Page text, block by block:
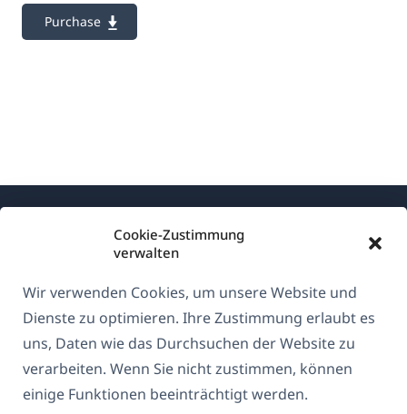
Cookie-Zustimmung
verwalten
Wir verwenden Cookies, um unsere Website und
Dienste zu optimieren. Ihre Zustimmung erlaubt es
uns, Daten wie das Durchsuchen der Website zu
verarbeiten. Wenn Sie nicht zustimmen, können
einige Funktionen beeinträchtigt werden.
Purchase
Über WPML
DSGVO & Datenschutzrichtlinie
Unserem Team beitreten(öffnet
in
(öffnet